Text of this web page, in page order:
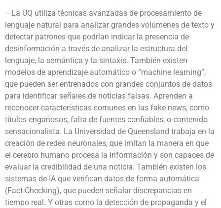
—La UQ utiliza técnicas avanzadas de procesamiento de
lenguaje natural para analizar grandes volúmenes de texto y
detectar patrones que podrían indicar la presencia de
desinformación a través de analizar la estructura del
lenguaje, la semántica y la sintaxis. También existen
modelos de aprendizaje automático o “machine learning”,
que pueden ser entrenados con grandes conjuntos de datos
para identificar señales de noticias falsas. Aprenden a
reconocer características comunes en las fake news, como
títulos engañosos, falta de fuentes confiables, o contenido
sensacionalista. La Universidad de Queensland trabaja en la
creación de redes neuronales, que imitan la manera en que
el cerebro humano procesa la información y son capaces de
evaluar la credibilidad de una noticia. También existen los
sistemas de IA que verifican datos de forma automática
(Fact-Checking), que pueden señalar discrepancias en
tiempo real. Y otras como la detección de propaganda y el